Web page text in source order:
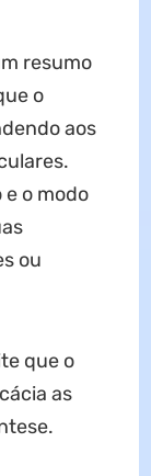
resumo
o
aos
o modo
ou
que o
as